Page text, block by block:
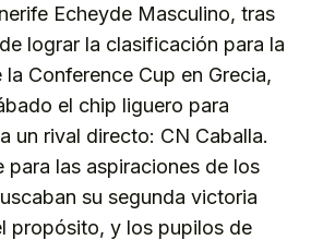
Echeyde Masculino, tras
lograr la clasificación para la
Conference Cup en Grecia,
el chip liguero para
un rival directo: CN Caballa.
para las aspiraciones de los
su segunda victoria
propósito, y los pupilos de